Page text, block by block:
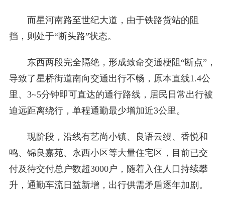
而星河南路至世纪大道，由于铁路货站的阻
挡，则处于“断头路”状态。
东西两段完全隔绝，形成致命交通梗阻“断点”，
导致了星桥街道南向交通出行不畅，原本直线1.4公
里、3~5分钟即可直达的通行路线，居民日常出行被
迫远距离绕行，单程通勤最少增加近3公里。
现阶段，沿线有艺尚小镇、良语云缦、香悦和
鸣、锦良嘉苑、永西小区等大量住宅区，目前已交
付及待交付总户数超3000户，随着入住人口持续攀
升，通勤车流日益新增，出行供需矛盾逐年加剧。